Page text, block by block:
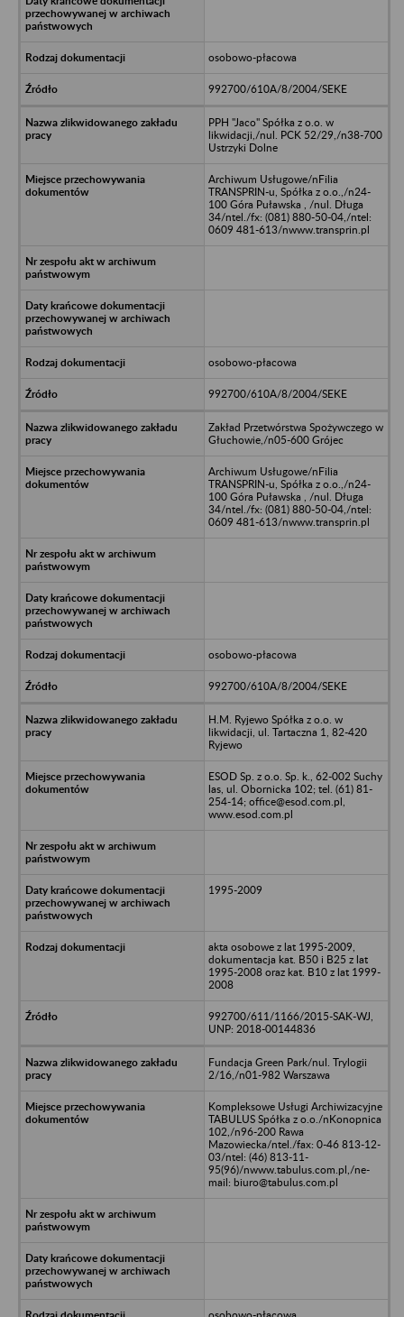
osobowo-płacowa
992700/610A/8/2004/SEKE
PPH "Jaco" Spółka z o.o. w
likwidacji,/nul. PCK 52/29,/n38-700
Ustrzyki Dolne
Archiwum Usługowe/nFilia
TRANSPRIN-u, Spółka z o.o.,/n24-
100 Góra Puławska , /nul. Długa
34/ntel./fx: (081) 880-50-04,/ntel:
0609 481-613/nwww.transprin.pl
osobowo-płacowa
992700/610A/8/2004/SEKE
Zakład Przetwórstwa Spożywczego w
Głuchowie,/n05-600 Grójec
Archiwum Usługowe/nFilia
TRANSPRIN-u, Spółka z o.o.,/n24-
100 Góra Puławska , /nul. Długa
34/ntel./fx: (081) 880-50-04,/ntel:
0609 481-613/nwww.transprin.pl
osobowo-płacowa
992700/610A/8/2004/SEKE
H.M. Ryjewo Spółka z o.o. w
likwidacji, ul. Tartaczna 1, 82-420
Ryjewo
ESOD Sp. z o.o. Sp. k., 62-002 Suchy
las, ul. Obornicka 102; tel. (61) 81-
254-14; office@esod.com.pl,
www.esod.com.pl
1995-2009
akta osobowe z lat 1995-2009,
dokumentacja kat. B50 i B25 z lat
1995-2008 oraz kat. B10 z lat 1999-
2008
992700/611/1166/2015-SAK-WJ,
UNP: 2018-00144836
Fundacja Green Park/nul. Trylogii
2/16,/n01-982 Warszawa
Kompleksowe Usługi Archiwizacyjne
TABULUS Spółka z o.o./nKonopnica
102,/n96-200 Rawa
Mazowiecka/ntel./fax: 0-46 813-12-
03/ntel: (46) 813-11-
95(96)/nwww.tabulus.com.pl,/ne-
mail: biuro@tabulus.com.pl